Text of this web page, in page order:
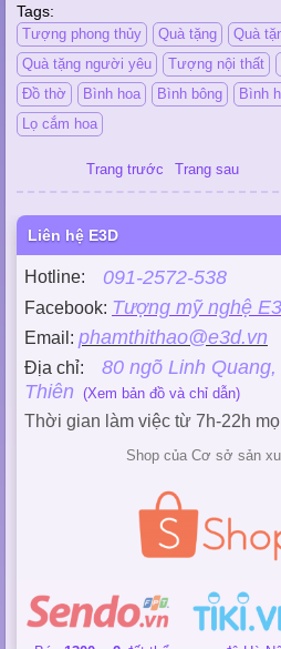
Tags:
Tượng phong thủy Quà tặng Quà
Quà tặng người yêu
Tượng nội thất
Đồ thờ
Bình hoa Bình bông Bình
Lọ cắm hoa
Trang trước Trang sau
Liên hệ E3D
Hotline: 091-2572-538
Facebook: Tượng mỹ nghệ
Email: phamthithao@e3d.vn
Địa chỉ: 80 ngõ Linh
Thiên (Xem bản đồ và chỉ dẫn)
Thời gian làm việc từ 7h-22h
Shop của Cơ sở sản